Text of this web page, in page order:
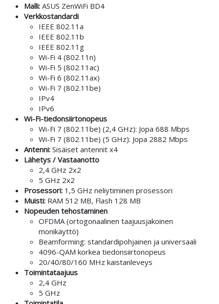
Malli:ASUS ZenWiFi BD4
Verkkostandardi
IEEE 802.11a
IEEE 802.11b
IEEE 802.11g
Wi-Fi 4 (802.11n)
Wi-Fi 5 (802.11ac)
Wi-Fi 6 (802.11ax)
Wi-Fi 7 (802.11be)
IPv4
IPv6
Wi-Fi-tiedonsiirtonopeus
Wi-Fi 7 (802.11be) (2,4 GHz): Jopa 688 Mbps
Wi-Fi 7 (802.11be) (5 GHz): Jopa 2882 Mbps
Antenni: Sisäiset antennit x4
Lähetys / Vastaanotto
2,4 GHz 2x2
5 GHz 2x2
Prosessori:1,5 GHz neliytiminen prosessori
Muisti:RAM 512 MB, Flash 128 MB
Nopeuden tehostaminen
OFDMA (ortogonaalinen taajuusjakoinen
monikäyttö)
Beamforming: standardipohjainen ja universaali
4096-QAM korkea tiedonsiirtonopeus
20/40/80/160 MHz kaistanleveys
Toimintataajuus
2,4 GHz
5 GHz